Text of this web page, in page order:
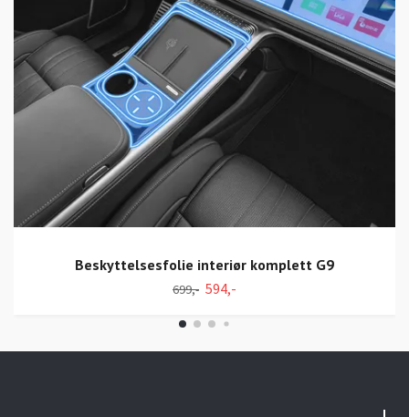
Beskyttelsesfolie interiør komplett G9
699,- 594,-